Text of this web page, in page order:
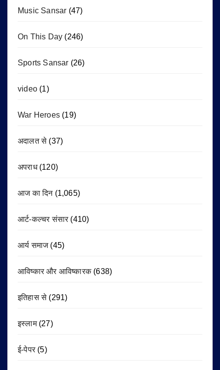
Music Sansar (47)
On This Day (246)
Sports Sansar (26)
video (1)
War Heroes (19)
अदालत से (37)
अपराध(120)
आज का दिन(1,065)
आर्ट-कल्चर संसार (410)
आर्य समाज(45)
आविष्कार और आविष्कारक(638)
इतिहास से (291)
इस्लाम(27)
ई-पेपर (5)